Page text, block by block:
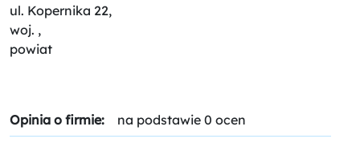
ul. Kopernika 22,
woj. ,
powiat
Opinia o firmie: na podstawie 0 ocen